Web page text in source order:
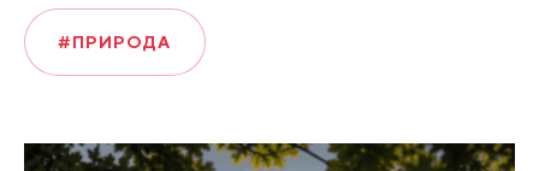
#ПРИРОДА